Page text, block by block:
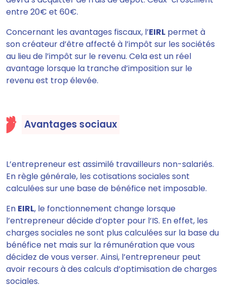
entre 20€ et 60€.
Concernant les avantages fiscaux, l’EIRL permet à
son créateur d’être affecté à l’impôt sur les sociétés
au lieu de l’impôt sur le revenu. Cela est un réel
avantage lorsque la tranche d’imposition sur le
revenu est trop élevée.
Avantages sociaux
L’entrepreneur est assimilé travailleurs non-salariés.
En règle générale, les cotisations sociales sont
calculées sur une base de bénéfice net imposable.
En EIRL, le fonctionnement change lorsque
l’entrepreneur décide d’opter pour l’IS. En effet, les
charges sociales ne sont plus calculées sur la base du
bénéfice net mais sur la rémunération que vous
décidez de vous verser. Ainsi, l’entrepreneur peut
avoir recours à des calculs d’optimisation de charges
sociales.